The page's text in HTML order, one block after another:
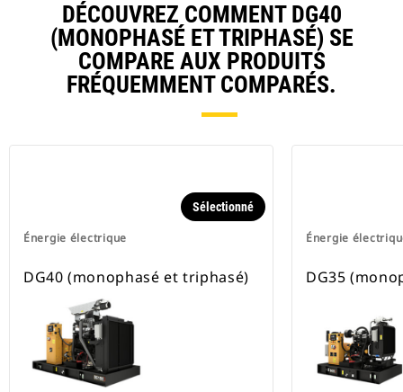
DÉCOUVREZ COMMENT DG40
(MONOPHASÉ ET TRIPHASÉ) SE
COMPARE AUX PRODUITS
FRÉQUEMMENT COMPARÉS.
Énergie électrique
Sélectionné
DG40 (monophasé et triphasé)
Énergie
DG35